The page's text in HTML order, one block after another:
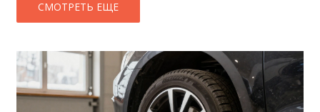
СМОТРЕТЬ ЕЩЕ